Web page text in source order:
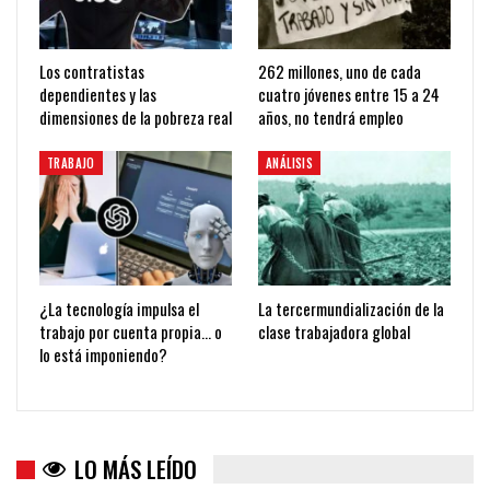
Los contratistas
dependientes y las
dimensiones de la pobreza real
262 millones, uno de cada
cuatro jóvenes entre 15 a 24
años, no tendrá empleo
TRABAJO
¿La tecnología impulsa el
trabajo por cuenta propia… o
lo está imponiendo?
ANÁLISIS
La tercermundialización de la
clase trabajadora global
LO MÁS LEÍDO